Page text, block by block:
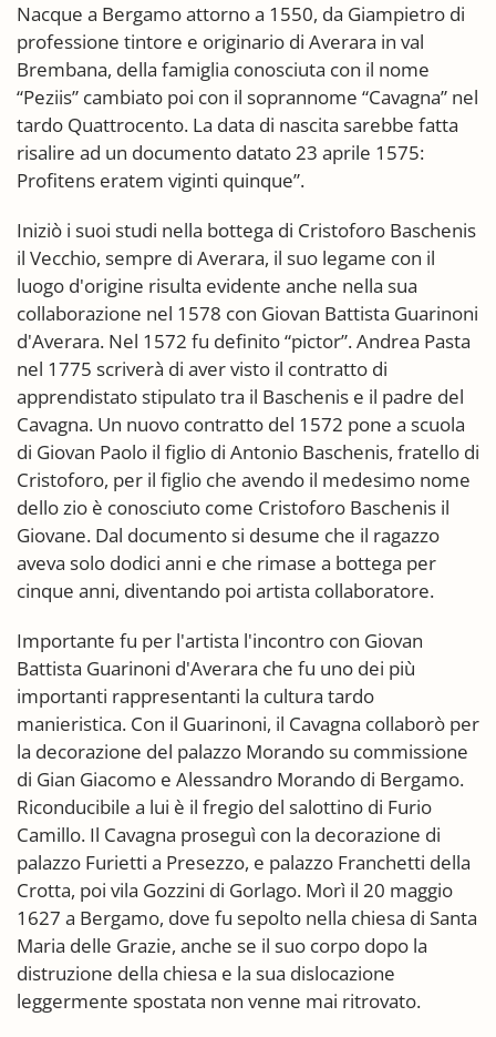
Nacque a Bergamo attorno a 1550, da Giampietro di
professione tintore e originario di Averara in val
Brembana, della famiglia conosciuta con il nome
“Peziis” cambiato poi con il soprannome “Cavagna” nel
tardo Quattrocento. La data di nascita sarebbe fatta
risalire ad un documento datato 23 aprile 1575:
Profitens eratem viginti quinque”.
Iniziò i suoi studi nella bottega di Cristoforo Baschenis
il Vecchio, sempre di Averara, il suo legame con il
luogo d'origine risulta evidente anche nella sua
collaborazione nel 1578 con Giovan Battista Guarinoni
d'Averara. Nel 1572 fu definito “pictor”. Andrea Pasta
nel 1775 scriverà di aver visto il contratto di
apprendistato stipulato tra il Baschenis e il padre del
Cavagna. Un nuovo contratto del 1572 pone a scuola
di Giovan Paolo il figlio di Antonio Baschenis, fratello di
Cristoforo, per il figlio che avendo il medesimo nome
dello zio è conosciuto come Cristoforo Baschenis il
Giovane. Dal documento si desume che il ragazzo
aveva solo dodici anni e che rimase a bottega per
cinque anni, diventando poi artista collaboratore.
Importante fu per l'artista l'incontro con Giovan
Battista Guarinoni d'Averara che fu uno dei più
importanti rappresentanti la cultura tardo
manieristica. Con il Guarinoni, il Cavagna collaborò per
la decorazione del palazzo Morando su commissione
di Gian Giacomo e Alessandro Morando di Bergamo.
Riconducibile a lui è il fregio del salottino di Furio
Camillo. Il Cavagna proseguì con la decorazione di
palazzo Furietti a Presezzo, e palazzo Franchetti della
Crotta, poi vila Gozzini di Gorlago. Morì il 20 maggio
1627 a Bergamo, dove fu sepolto nella chiesa di Santa
Maria delle Grazie, anche se il suo corpo dopo la
distruzione della chiesa e la sua dislocazione
leggermente spostata non venne mai ritrovato.